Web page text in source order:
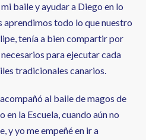
baile y ayudar a Diego en lo
aprendimos todo lo que nuestro
tenía a bien compartir por
para ejecutar cada
tradicionales canarios.
al baile de magos de
en la Escuela, cuando aún no
y yo me empeñé en ir a